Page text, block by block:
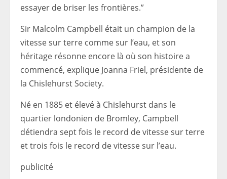
essayer de briser les frontières.”
Sir Malcolm Campbell était un champion de la
vitesse sur terre comme sur l’eau, et son
héritage résonne encore là où son histoire a
commencé, explique Joanna Friel, présidente de
la Chislehurst Society.
Né en 1885 et élevé à Chislehurst dans le
quartier londonien de Bromley, Campbell
détiendra sept fois le record de vitesse sur terre
et trois fois le record de vitesse sur l’eau.
publicité